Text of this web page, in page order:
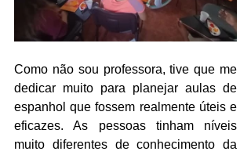
Como não sou professora, tive que me
dedicar muito para planejar aulas de
espanhol que fossem realmente úteis e
eficazes. As pessoas tinham níveis
muito diferentes de conhecimento da